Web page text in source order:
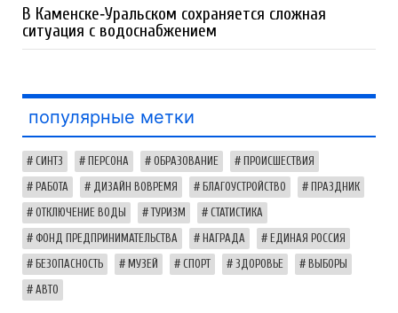
В Каменске‑Уральском сохраняется сложная
ситуация с водоснабжением
популярные метки
СИНТЗ ПЕРСОНА ОБРАЗОВАНИЕ ПРОИСШЕСТВИЯ
РАБОТА ДИЗАЙН ВОВРЕМЯ БЛАГОУСТРОЙСТВО ПРАЗДНИК
ОТКЛЮЧЕНИЕ ВОДЫ ТУРИЗМ СТАТИСТИКА
ФОНД ПРЕДПРИНИМАТЕЛЬСТВА НАГРАДА ЕДИНАЯ РОССИЯ
БЕЗОПАСНОСТЬ МУЗЕЙ СПОРТ ЗДОРОВЬЕ ВЫБОРЫ
АВТО